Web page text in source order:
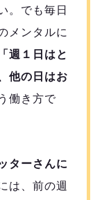
。でも毎日
メンタルに
「週１日はと
他の日はお
働き方で
ターさんに
は、前の週